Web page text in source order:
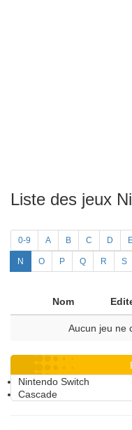
Liste des jeux
0-9 A B C D
N O P Q R S
Nom
Aucun jeu ne
Nintendo Switch
Cascade